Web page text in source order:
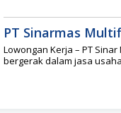
PT Sinarmas
Lowongan Kerja – PT
bergerak dalam jasa